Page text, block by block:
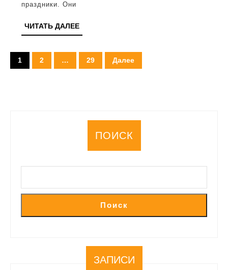
праздники. Они
ЧИТАТЬ ДАЛЕЕЧИТАТЬ
ДАЛЕЕ
Пагинация
записей
1 2 … 29 Далее
ПОИСК
Поиск
ЗАПИСИ